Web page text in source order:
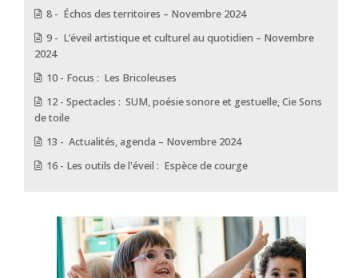
8 - Échos des territoires – Novembre 2024
9 - L’éveil artistique et culturel au quotidien – Novembre
2024
10 - Focus : Les Bricoleuses
12 - Spectacles : SUM, poésie sonore et gestuelle, Cie Sons
de toile
13 - Actualités, agenda – Novembre 2024
16 - Les outils de l'éveil : Espèce de courge